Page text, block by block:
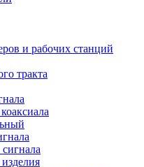
и рабочих станций
тракта